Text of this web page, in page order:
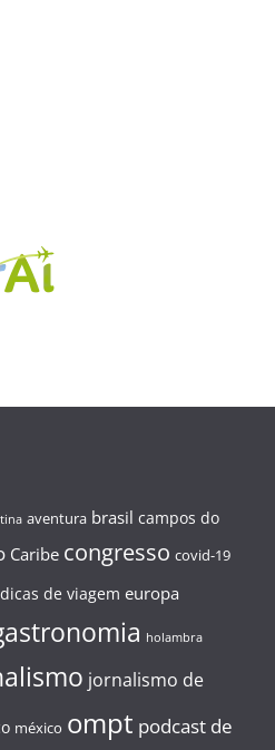
aventura brasil campos do
Caribe congresso covid-19
dicas de viagem europa
holambra
jornalismo de
méxico ompt podcast de